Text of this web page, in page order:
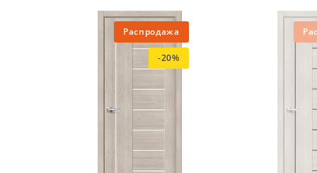
Распродажа
-20%